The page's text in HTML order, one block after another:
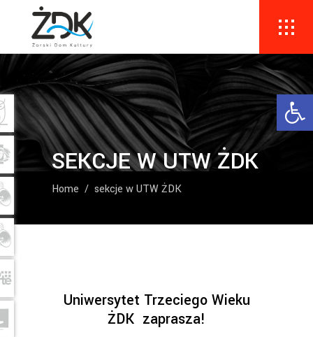
SEKCJE W UTW ŻDK
Home / sekcje w UTW ŻDK
Uniwersytet Trzeciego Wieku
ŻDK zaprasza!